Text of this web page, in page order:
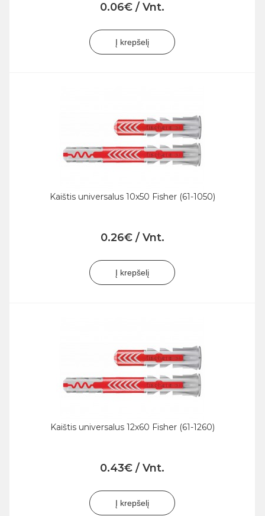
0.06€ / Vnt.
Į krepšelį
Kaištis universalus 10x50 Fisher (61-1050)
0.26€ / Vnt.
Į krepšelį
Kaištis universalus 12x60 Fisher (61-1260)
0.43€ / Vnt.
Į krepšelį